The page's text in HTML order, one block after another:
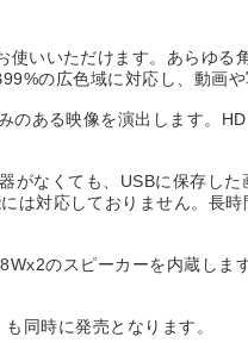
いいただけます。あらゆる
の広色域に対応し、動画や
ある映像を演出します。
なくても、USBに保存し
対応しておりません。長
のスピーカーを内蔵しま
同時に発売となります。